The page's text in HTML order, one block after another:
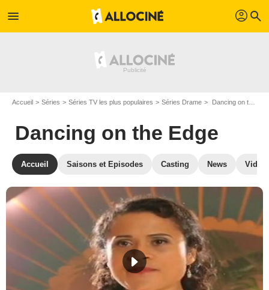
menu profil search
Accueil Séries Séries TV les plus populaires Séries Drame Dancing on the Edge
Dancing on the Edge
Accueil Saisons et Episodes Casting News